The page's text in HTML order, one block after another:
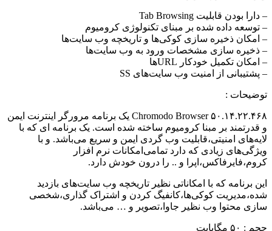
– دارا بودن قابلیت Tab Browsing
– توسعه داده شده بر مبنای تکنولوژی کرومیوم
– امکان ذخیره سازی کوکی‌ها و تاریخچه وب سایت‌ها
– ذخیره سازی مشخصات ورود به وب سایت‌ها
– امکان تکمیل خودکار URL‌ها
– پشتیبانی از امنیت وب سایت‌های SS
توضیحات :
Chromodo Browser ۵۰.۱۴.۲۲.۴۶۸ یک برنامه مرورگر اینترنت ایمن
و قدرتمند بر مبنا کرومیوم ساخته شده است. یک برنامه ای که با
لایه‌های امنیتی،قابلیت وب گردی ایمن و سریع می‌باشد. و با
ویژگی‌های زیادی که دارد تمامی‌امکانات نرم افزار
کروم،فایرفاکس،اپرا و .. را درون خودش دارد.
این برنامه که با امکاناتی نظیر تاریخچه وب سایت‌های بازدید
شده،مدیریت کوکی‌ها،کانفیگ کردن و اشتراک گذاری،شخصی
سازی محتوا وب نظیر جاوا،تصویر و … می‌باشد.
حجم : ۵۰ مگابایت